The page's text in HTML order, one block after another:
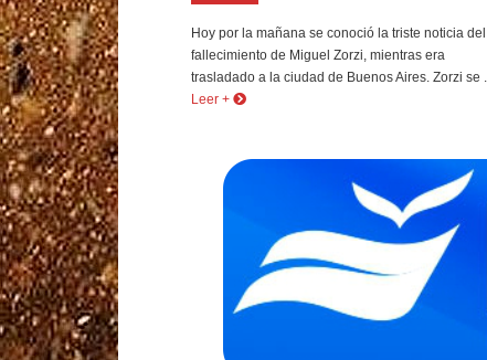
Hoy por la mañana se conoció la triste noticia del
fallecimiento de Miguel Zorzi, mientras era
trasladado a la ciudad de Buenos Aires. Zorzi se ...
Leer +